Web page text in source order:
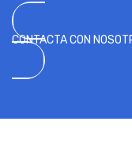
CONTACTA CON